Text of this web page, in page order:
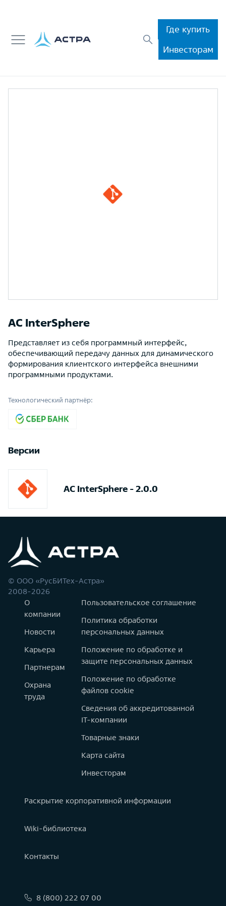
Где купить
Инвесторам
АС InterSphere
Представляет из себя программный интерфейс,
обеспечивающий передачу данных для динамического
формирования клиентского интерфейса внешними
программными продуктами.
Технологический партнёр:
Версии
АС InterSphere - 2.0.0
© ООО «РусБИТех-Астра»
2008-2026
О
компании
Новости
Карьера
Партнерам
Охрана
труда
Пользовательское соглашение
Политика обработки
персональных данных
Положение по обработке и
защите персональных данных
Положение по обработке
файлов cookie
Сведения об аккредитованной
IT-компании
Товарные знаки
Карта сайта
Инвесторам
Раскрытие корпоративной информации
Wiki-библиотека
Контакты
8 (800) 222 07 00